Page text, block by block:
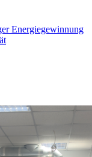
Energiegewinnung